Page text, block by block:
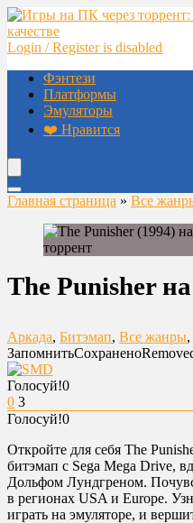
Login / Register is disabled
Фэнтези
Платформы
Эмуляторы
❤️ Нравится
Главная страница » Все
The Punisher
Аркада, Битэмап, Все жанры,
ЗапомнитьСохранено
Голосуй!0
0 3
Голосуй!0
Откройте для себя The
битэмап с Sega Mega Drive,
Дольфом Лундгреном.
в регионах USA и Europe.
играть на эмуляторе, и